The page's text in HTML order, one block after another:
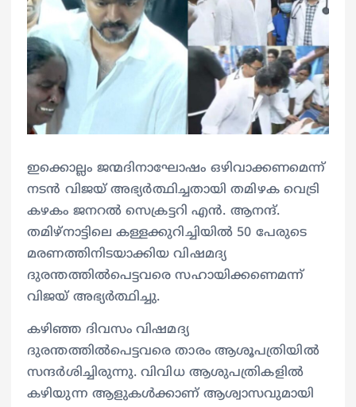
ഇക്കൊല്ലം ജന്മദിനാഘോഷം ഒഴിവാക്കണമെന്ന്
നടൻ വിജയ് അഭ്യർത്ഥിച്ചതായി തമിഴക വെട്രി
കഴകം ജനറൽ സെക്രട്ടറി എൻ. ആനന്ദ്.
തമിഴ്നാട്ടിലെ കള്ളക്കുറിച്ചിയിൽ 50 പേരുടെ
മരണത്തിനിടയാക്കിയ വിഷമദ്യ
ദുരന്തത്തിൽപെട്ടവരെ സഹായിക്കണെമന്ന്
വിജയ് അഭ്യർത്ഥിച്ചു.
കഴിഞ്ഞ ദിവസം വിഷമദ്യ
ദുരന്തത്തിൽപെട്ടവരെ താരം ആശൂപത്രിയിൽ
സന്ദർശിച്ചിരുന്നു. വിവിധ ആശുപത്രികളിൽ
കഴിയുന്ന ആളുകള്‍ക്കാണ് ആശ്വാസവുമായി